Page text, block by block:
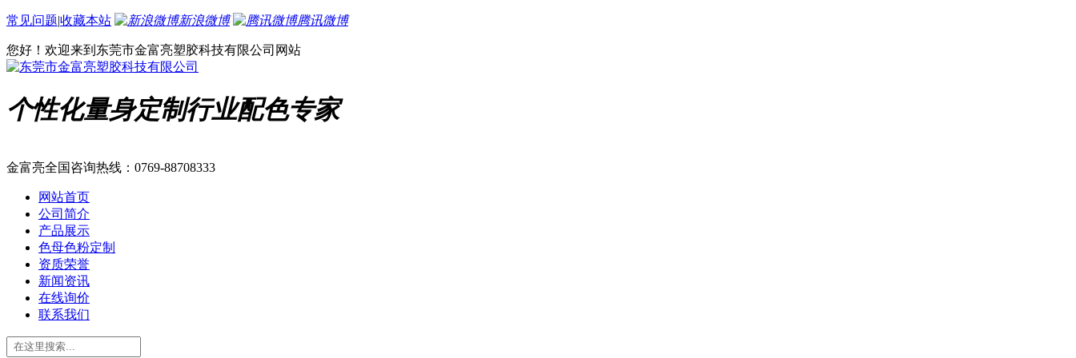
常见问题|收藏本站 新浪微博 腾讯微博
您好！欢迎来到东莞市金富亮塑胶科技有限公司网站
个性化量身定制行业配色专家
金富亮全国咨询热线： 0769-88708333
网站首页
公司简介
产品展示
色母色粉定制
资质荣誉
新闻资讯
在线询价
联系我们